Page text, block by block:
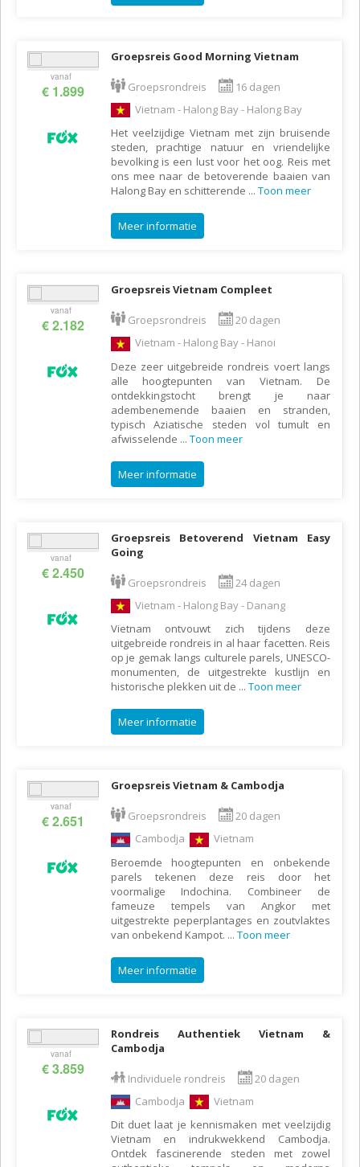
vanaf
€ 1.899
Groepsreis Good Morning Vietnam
Groepsrondreis
16 dagen
Vietnam - Halong Bay - Halong Bay
Het veelzijdige Vietnam met zijn bruisende
steden, prachtige natuur en vriendelijke
bevolking is een lust voor het oog. Reis met
ons mee naar de betoverende baaien van
Halong Bay en schitterende ... Toon meer
Meer informatie
vanaf
€ 2.182
Groepsreis Vietnam Compleet
Groepsrondreis
20 dagen
Vietnam - Halong Bay - Hanoi
Deze zeer uitgebreide rondreis voert langs
alle hoogtepunten van Vietnam. De
ontdekkingstocht brengt je naar
adembenemende baaien en stranden,
typisch Aziatische steden vol tumult en
afwisselende ... Toon meer
Meer informatie
vanaf
€ 2.450
Groepsreis Betoverend Vietnam Easy
Going
Groepsrondreis
24 dagen
Vietnam - Halong Bay - Danang
Vietnam ontvouwt zich tijdens deze
uitgebreide rondreis in al haar facetten. Reis
op je gemak langs culturele parels, UNESCO-
monumenten, de uitgestrekte kustlijn en
historische plekken uit de ... Toon meer
Meer informatie
vanaf
€ 2.651
Groepsreis Vietnam & Cambodja
Groepsrondreis
20 dagen
Cambodja
Vietnam
Beroemde hoogtepunten en onbekende
parels tekenen deze reis door het
voormalige Indochina. Combineer de
fameuze tempels van Angkor met
uitgestrekte peperplantages en zoutvlaktes
van onbekend Kampot. ... Toon meer
Meer informatie
vanaf
€ 3.859
Rondreis Authentiek Vietnam &
Cambodja
Individuele rondreis
20 dagen
Cambodja
Vietnam
Dit duet laat je kennismaken met veelzijdig
Vietnam en indrukwekkend Cambodja.
Ontdek fascinerende steden met zowel